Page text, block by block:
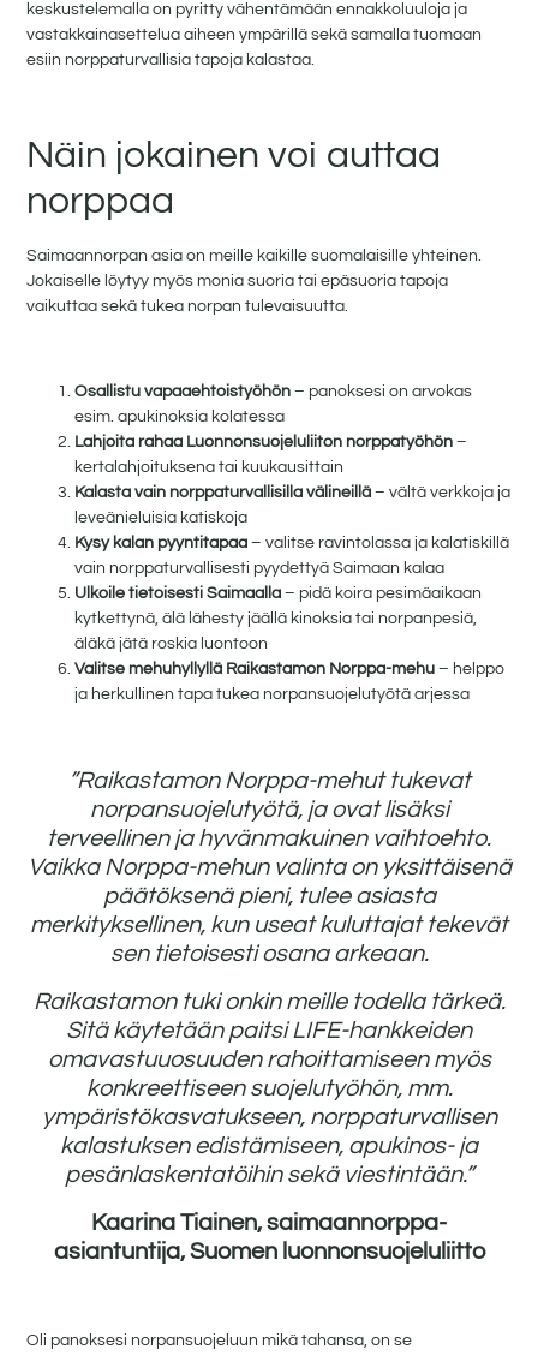
keskustelemalla on pyritty vähentämään ennakkoluuloja ja
vastakkainasettelua aiheen ympärillä sekä samalla tuomaan
esiin norppaturvallisia tapoja kalastaa.
Näin jokainen voi auttaa
norppaa
Saimaannorpan asia on meille kaikille suomalaisille yhteinen.
Jokaiselle löytyy myös monia suoria tai epäsuoria tapoja
vaikuttaa sekä tukea norpan tulevaisuutta.
Osallistu vapaaehtoistyöhön – panoksesi on arvokas
esim. apukinoksia kolatessa
Lahjoita rahaa Luonnonsuojeluliiton norppatyöhön–
kertalahjoituksena tai kuukausittain
Kalasta vain norppaturvallisilla välineillä– vältä verkkoja ja
leveänieluisia katiskoja
Kysy kalan pyyntitapaa– valitse ravintolassa ja kalatiskillä
vain norppaturvallisesti pyydettyä Saimaan kalaa
Ulkoile tietoisesti Saimaalla – pidä koira pesimäaikaan
kytkettynä, älä lähesty jäällä kinoksia tai norpanpesiä,
äläkä jätä roskia luontoon
Valitse mehuhyllyllä Raikastamon Norppa-mehu – helppo
ja herkullinen tapa tukea norpansuojelutyötä arjessa
”Raikastamon Norppa-mehut tukevat
norpansuojelutyötä, ja ovat lisäksi
terveellinen ja hyvänmakuinen vaihtoehto.
Vaikka Norppa-mehun valinta on yksittäisenä
päätöksenä pieni, tulee asiasta
merkityksellinen, kun useat kuluttajat tekevät
sen tietoisesti osana arkeaan.
Raikastamon tuki onkin meille todella tärkeä.
Sitä käytetään paitsi LIFE-hankkeiden
omavastuuosuuden rahoittamiseen myös
konkreettiseen suojelutyöhön, mm.
ympäristökasvatukseen, norppaturvallisen
kalastuksen edistämiseen, apukinos- ja
pesänlaskentatöihin sekä viestintään.”
Kaarina Tiainen, saimaannorppa-
asiantuntija, Suomen luonnonsuojeluliitto
Oli panoksesi norpansuojeluun mikä tahansa, on se